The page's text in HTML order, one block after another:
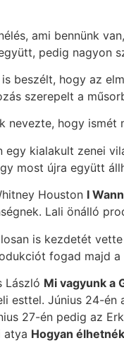
ami bennünk
pedig nagyon
beszélt, hogy az
szerepelt a
nevezte, hogy
kialakult zenei
most újra együtt
Houston I
Lali önálló
is kezdetét
fogad majd
László Mi vagyunk a
esttel. Június 24-én
27-én pedig az
atya Hogyan